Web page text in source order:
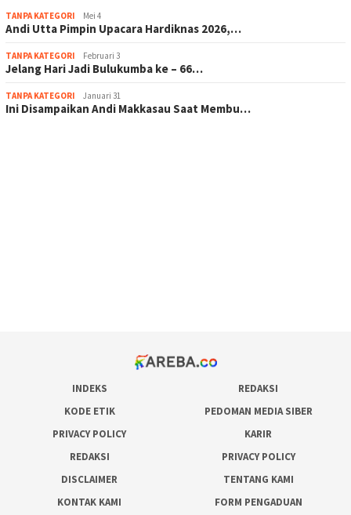
TANPA KATEGORI Mei 4
Andi Utta Pimpin Upacara Hardiknas 2026,…
TANPA KATEGORI Februari 3
Jelang Hari Jadi Bulukumba ke – 66…
TANPA KATEGORI Januari 31
Ini Disampaikan Andi Makkasau Saat Membu…
INDEKS
REDAKSI
KODE ETIK
PEDOMAN MEDIA SIBER
PRIVACY POLICY
KARIR
REDAKSI
PRIVACY POLICY
DISCLAIMER
TENTANG KAMI
KONTAK KAMI
FORM PENGADUAN